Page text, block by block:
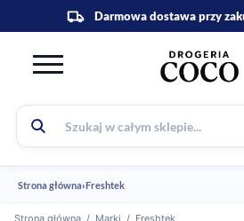
Strona główna›Freshtek
Strona główna / Marki / Freshtek